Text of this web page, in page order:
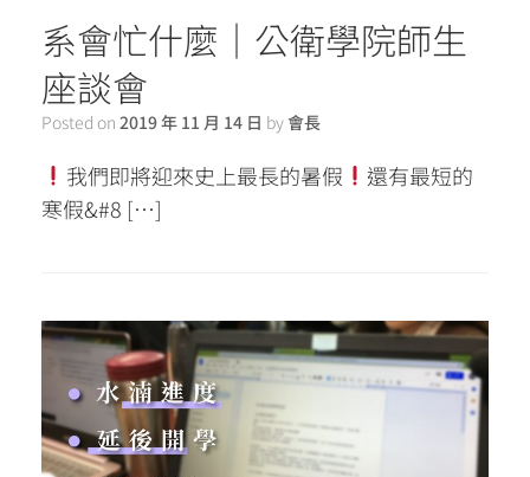
系會忙什麼｜公衛學院師生
座談會
Posted on 2019 年 11 月 14 日 by會長
我們即將迎來史上最長的暑假
還有最短的
寒假&#8 […]